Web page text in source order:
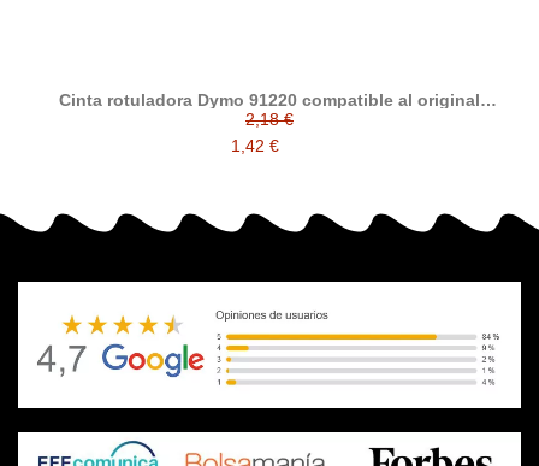
Cinta rotuladora Dymo 91220 compatible al original
S0721520
2,18 €
1,42 €